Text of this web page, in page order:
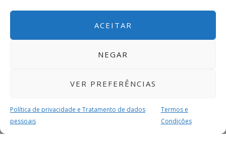
ACEITAR
NEGAR
VER PREFERÊNCIAS
Política de privacidade e Tratamento de dados
pessoais
Termos e
Condições